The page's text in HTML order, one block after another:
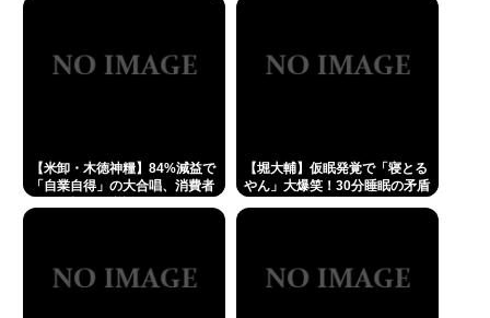
【米卸・木徳神糧】84%減益で
「自業自得」の大合唱、消費者
【堀大輔】仮眠発覚で「寝とる
やん」大爆笑！30分睡眠の矛盾